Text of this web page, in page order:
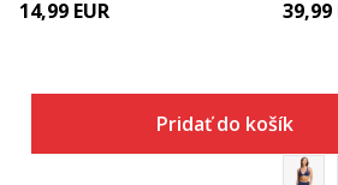
14,99 EUR
Pridať do košíka
39,99